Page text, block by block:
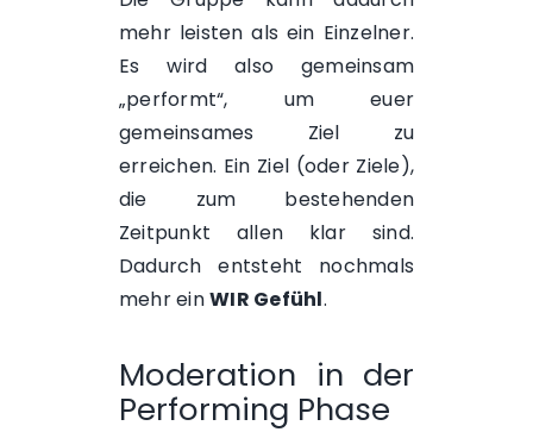
mehr leisten als ein Einzelner.
Es wird also gemeinsam
„performt“, um euer
gemeinsames Ziel zu
erreichen. Ein Ziel (oder Ziele),
die zum bestehenden
Zeitpunkt allen klar sind.
Dadurch entsteht nochmals
mehr einWIR Gefühl.
Moderation in der
Performing Phase